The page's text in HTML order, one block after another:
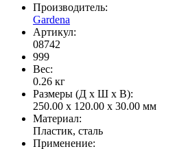
Производитель:
Gardena
Артикул:
08742
999
Вес:
0.26 кг
Размеры (Д x Ш x В):
250.00 x 120.00 x 30.00 мм
Материал:
Пластик, сталь
Применение: